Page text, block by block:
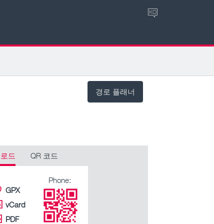
KO
경로 플래너
드 QR 코드
GPX
vCard
PDF
Phone: